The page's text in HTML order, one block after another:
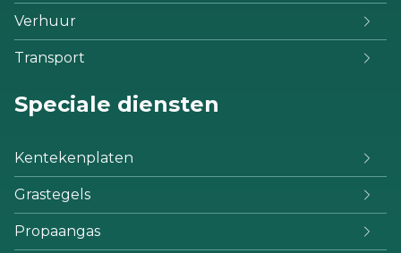
Verhuur
Transport
Speciale diensten
Kentekenplaten
Grastegels
Propaangas